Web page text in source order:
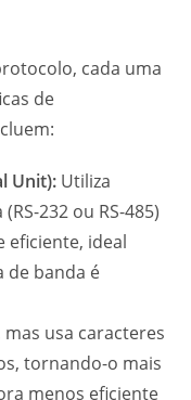
cada uma
de
Unit): Utiliza
232 ou RS-485)
eficiente, ideal
de banda é
usa caracteres
tornando-o mais
menos eficiente